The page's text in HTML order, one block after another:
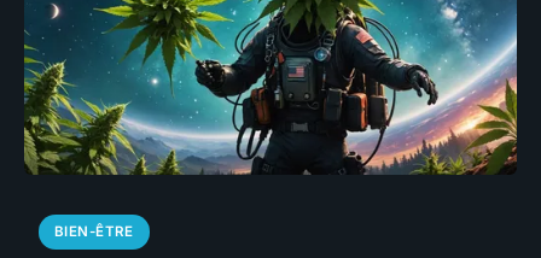
BIEN-ÊTRE